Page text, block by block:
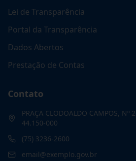
Lei de Transparência
Portal da Transparência
Dados Abertos
Prestação de Contas
Contato
PRAÇA CLODOALDO CAMPOS, Nº
44.150-000
(75) 3236-2600
email@exemplo.gov.br